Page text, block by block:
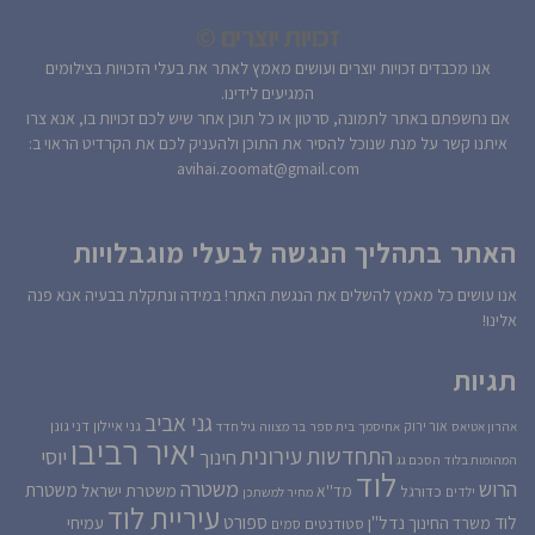
אנו מכבדים זכויות יוצרים ועושים מאמץ לאתר את בעלי הזכויות בצילומים
המגיעים לידינו.
אם נחשפתם באתר לתמונה, סרטון או כל תוכן אחר שיש לכם זכויות בו, אנא צרו
איתנו קשר על מנת שנוכל להסיר את התוכן ולהעניק לכם את הקרדיט הראוי ב:
avihai.zoomat@gmail.com
האתר בתהליך הנגשה לבעלי מוגבלויות
אנו עושים כל מאמץ להשלים את הנגשת האתר! במידה ונתקלת בבעיה אנא פנה
אלינו!
תגיות
אהרון אטיאס אור ירוק אחיסמך בית ספר בר מצווה גיל חדד גני אביב גני איילון דני גונן
המהומות בלוד הסכם גג התחדשות עירוניתחינוך יאיר רביבו יוסי
הרוש ילדים כדורגל לוד מד''א מחיר למשתכן משטרה משטרת ישראל משטרת
לוד משרד החינוך נדל''ן סטודנטים סמים ספורט עיריית לוד עמיחי